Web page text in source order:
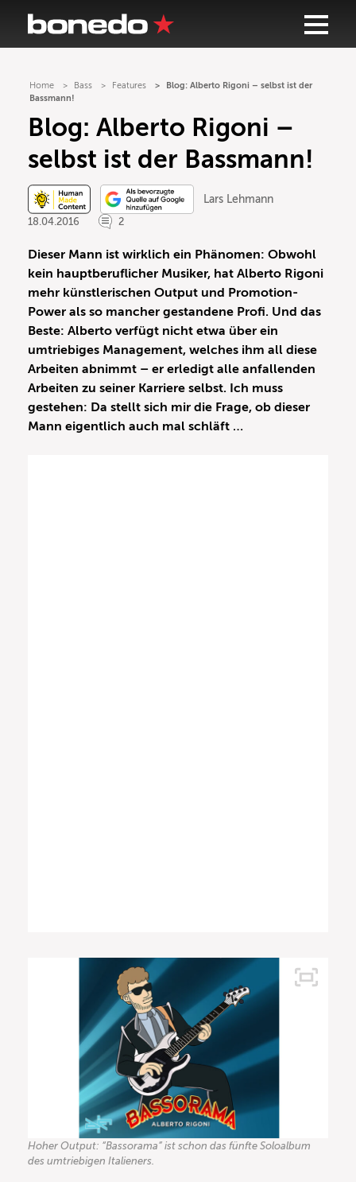
Home Bass Features
Blog: Alberto Rigoni – selbst ist der
Bassmann!
Blog: Alberto Rigoni –
selbst ist der Bassmann!
Lars Lehmann
18.04.2016
2
Dieser Mann ist wirklich ein Phänomen: Obwohl
kein hauptberuflicher Musiker, hat Alberto Rigoni
mehr künstlerischen Output und Promotion-
Power als so mancher gestandene Profi. Und das
Beste: Alberto verfügt nicht etwa über ein
umtriebiges Management, welches ihm all diese
Arbeiten abnimmt – er erledigt alle anfallenden
Arbeiten zu seiner Karriere selbst. Ich muss
gestehen: Da stellt sich mir die Frage, ob dieser
Mann eigentlich auch mal schläft …
Hoher Output: “Bassorama” ist schon das fünfte Soloalbum
des umtriebigen Italieners.